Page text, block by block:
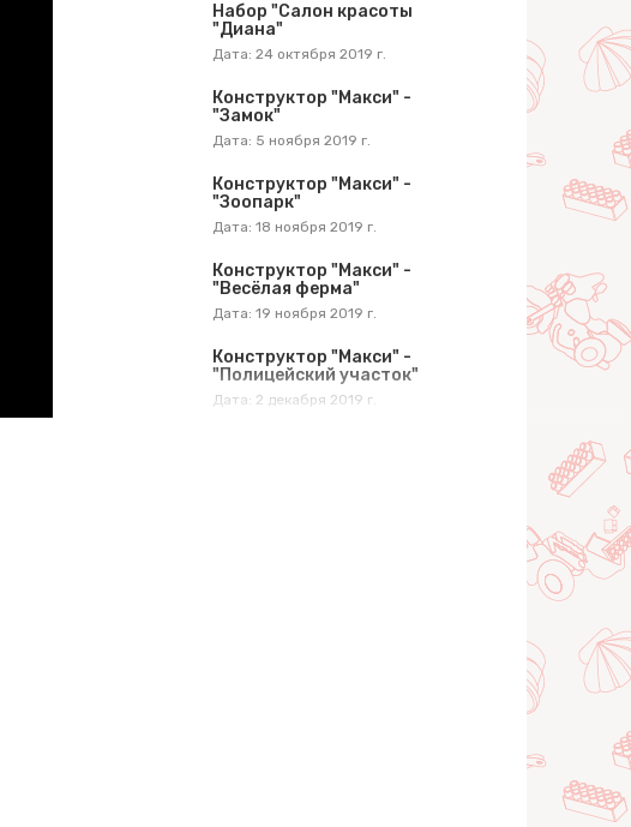
Набор "Салон красоты
"Диана"
Дата: 24 октября 2019 г.
Конструктор "Макси" -
"Замок"
Дата: 5 ноября 2019 г.
Конструктор "Макси" -
"Зоопарк"
Дата: 18 ноября 2019 г.
Конструктор "Макси" -
"Весёлая ферма"
Дата: 19 ноября 2019 г.
Конструктор "Макси" -
"Полицейский участок"
Дата: 2 декабря 2019 г.